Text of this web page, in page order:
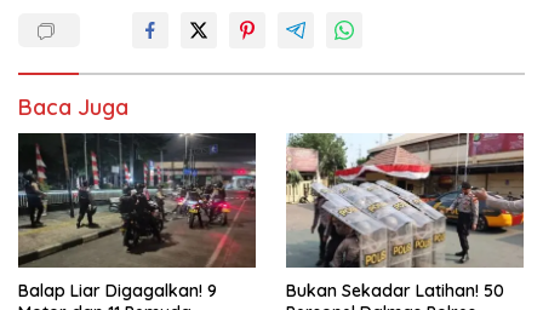
Baca Juga
Balap Liar Digagalkan! 9
Bukan Sekadar Latihan! 50